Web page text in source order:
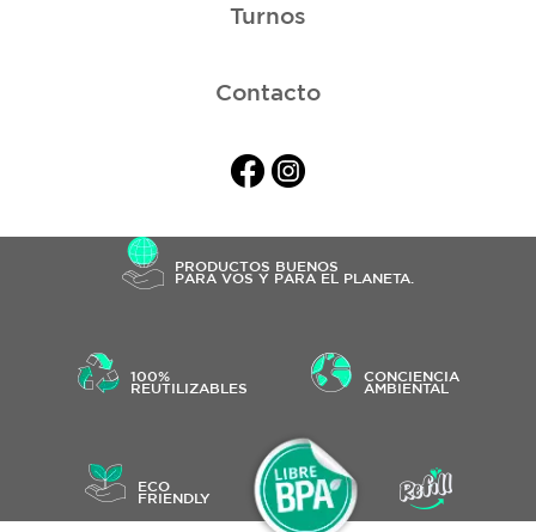
Turnos
Contacto
PRODUCTOS BUENOS
PARA VOS Y PARA EL PLANETA.
100%
REUTILIZABLES
CONCIENCIA
AMBIENTAL
ECO
FRIENDLY